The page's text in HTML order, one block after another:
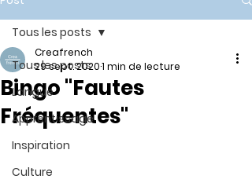
Tous les posts
Langue
Apprentissage
Inspiration
Culture
Tous les posts
Bingo "Fautes
Fréquentes"
Creafrench
29 sept. 20201 min de lecture